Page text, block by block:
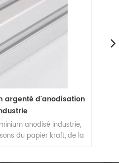
argenté d'anodisation
anodisé industrie,
du papier kraft, de la